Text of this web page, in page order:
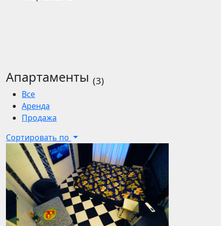
Апартаменты (3)
Все
Аренда
Продажа
Сортировать по